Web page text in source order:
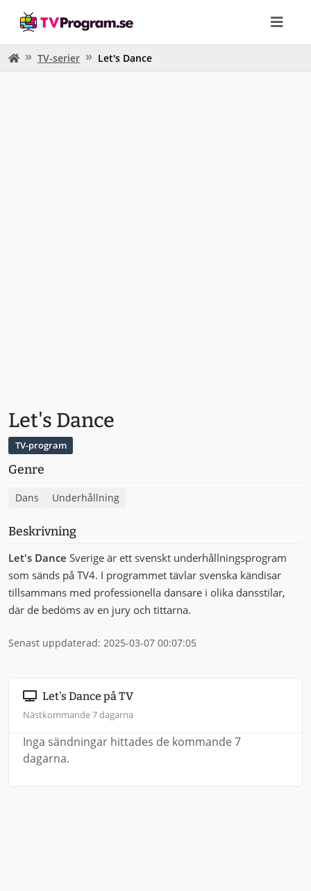
TV-serier Let's Dance
Let's Dance
TV-program
Genre
Dans Underhållning
Beskrivning
Let's Dance Sverige är ett svenskt underhållningsprogram
som sänds på TV4. I programmet tävlar svenska kändisar
tillsammans med professionella dansare i olika dansstilar,
där de bedöms av en jury och tittarna.
Senast uppdaterad: 2025-03-07 00:07:05
Let's Dance på TV
Nästkommande 7 dagarna
Inga sändningar hittades de kommande 7
dagarna.